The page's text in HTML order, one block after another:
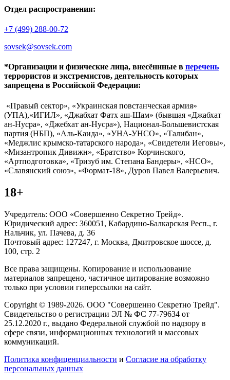
Отдел распространения:
+7 (499) 288-00-72
sovsek@sovsek.com
*Организации и физические лица, внесённные в перечень
террористов и экстремистов, деятельность которых
запрещена в Российской Федерации:
«Правый сектор», «Украинская повстанческая армия»
(УПА),«ИГИЛ», «Джабхат Фатх аш-Шам» (бывшая «Джабхат
ан-Нусра», «Джебхат ан-Нусра»), Национал-Большевистская
партия (НБП), «Аль-Каида», «УНА-УНСО», «Талибан»,
«Меджлис крымско-татарского народа», «Свидетели Иеговы»,
«Мизантропик Дивижн», «Братство» Корчинского,
«Артподготовка», «Тризуб им. Степана Бандеры», «НСО»,
«Славянский союз», «Формат-18», Дуров Павел Валерьевич.
18+
Учредитель: ООО «Совершенно Секретно Трейд».
Юридический адрес: 360051, Кабардино-Балкарская Респ., г.
Нальчик, ул. Пачева, д. 36
Почтовый адрес: 127247, г. Москва, Дмитровское шоссе, д.
100, стр. 2
Все права защищены. Копирование и использование
материалов запрещено, частичное цитирование возможно
только при условии гиперссылки на сайт.
Copyright © 1989-2026. ООО "Совершенно Секретно Трейд".
Свидетельство о регистрации ЭЛ № ФС 77-79634 от
25.12.2020 г., выдано Федеральной службой по надзору в
сфере связи, информационных технологий и массовых
коммуникаций.
Политика конфиценциальности и Согласие на обработку
персональных данных